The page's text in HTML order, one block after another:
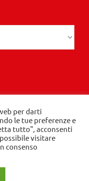
Mediagroup -
Policy-Cookie
per darti
le tue preferenze e
tutto", acconsenti
visitare
consenso